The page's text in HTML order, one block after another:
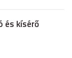
és kísérő